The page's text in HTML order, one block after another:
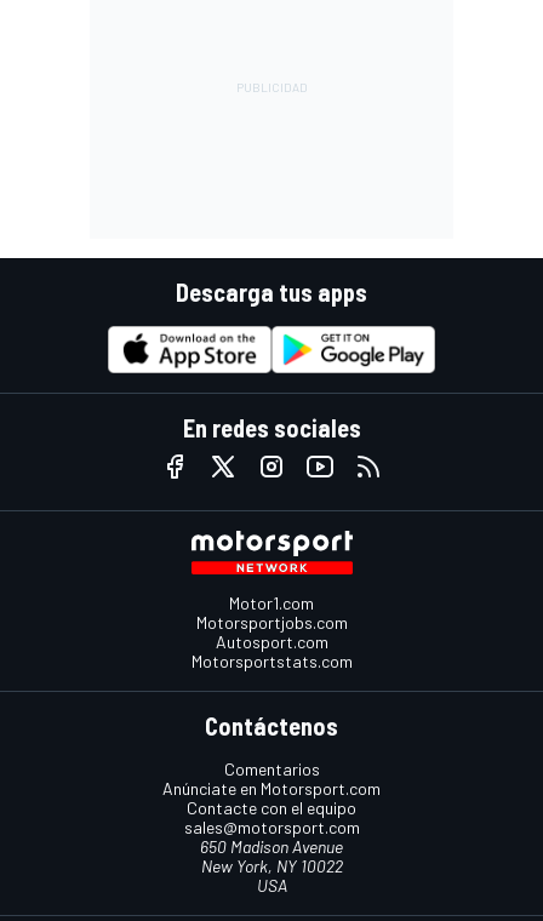
Descarga tus apps
En redes sociales
Motor1.com
Motorsportjobs.com
Autosport.com
Motorsportstats.com
Contáctenos
Comentarios
Anúnciate en Motorsport.com
Contacte con el equipo
sales@motorsport.com
650 Madison Avenue
New York, NY 10022
USA